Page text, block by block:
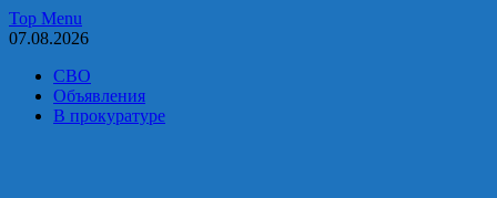
Skip
to
Top Menu
07.08.2026
СВО
Объявления
В прокуратуре